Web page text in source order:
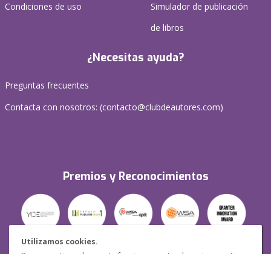
Utilizamos cookies.
Condiciones de uso
Simulador de publicación
de libros
¿Necesitas ayuda?
Preguntas frecuentes
Contacta con nosotros: (contacto@clubdeautores.com)
Premios y Reconocimientos